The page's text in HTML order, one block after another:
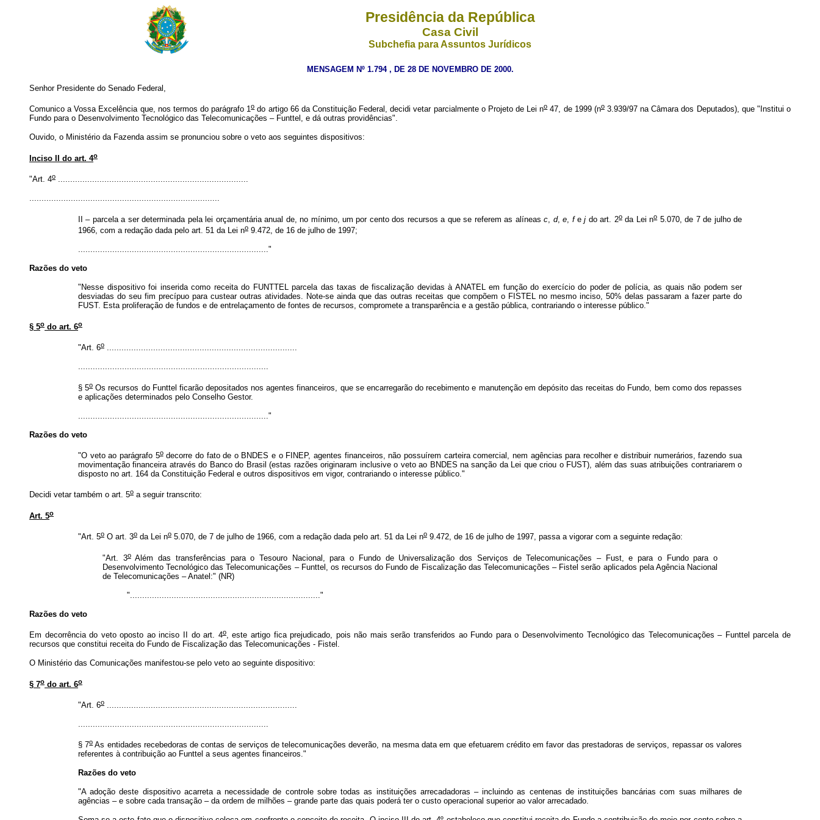
Presidência da República
Casa Civil
Subchefia para Assuntos Jurídicos
MENSAGEM Nº 1.794 , DE 28 DE NOVEMBRO DE 2000.
Senhor Presidente do Senado Federal,
Comunico a Vossa Excelência que, nos termos do parágrafo 1odo artigo 66 da Constituição Federal, decidi vetar parcialmente o Projeto de Lei no47, de 1999 (no3.939/97 na Câmara dos Deputados), que "Institui o
Fundo para o Desenvolvimento Tecnológico das Telecomunicações – Funttel, e dá outras providências".
Ouvido, o Ministério da Fazenda assim se pronunciou sobre o veto aos seguintes dispositivos:
Inciso II do art. 4o
"Art. 4o ..............................................................................
..............................................................................
II – parcela a ser determinada pela lei orçamentária anual de, no mínimo, um por cento dos recursos a que se referem as alíneasc d,e fej do art. 2oda Lei no5.070, de 7 de julho de
1966, com a redação dada pelo art. 51 da Lei no 9.472, de 16 de julho de 1997;
.............................................................................."
Razões do veto
"Nesse dispositivo foi inserida como receita do FUNTTEL parcela das taxas de fiscalização devidas à ANATEL em função do exercício do poder de polícia, as quais não podem ser
desviadas do seu fim precípuo para custear outras atividades. Note-se ainda que das outras receitas que compõem o FISTEL no mesmo inciso, 50% delas passaram a fazer parte do
FUST. Esta proliferação de fundos e de entrelaçamento de fontes de recursos, compromete a transparência e a gestão pública, contrariando o interesse público."
§ 5o do art. 6o
"Art. 6o ..............................................................................
..............................................................................
§ 5oOs recursos do Funttel ficarão depositados nos agentes financeiros, que se encarregarão do recebimento e manutenção em depósito das receitas do Fundo, bem como dos repasses
e aplicações determinados pelo Conselho Gestor.
.............................................................................."
Razões do veto
"O veto ao parágrafo 5odecorre do fato de o BNDES e o FINEP, agentes financeiros, não possuírem carteira comercial, nem agências para recolher e distribuir numerários, fazendo sua
movimentação financeira através do Banco do Brasil (estas razões originaram inclusive o veto ao BNDES na sanção da Lei que criou o FUST), além das suas atribuições contrariarem o
disposto no art. 164 da Constituição Federal e outros dispositivos em vigor, contrariando o interesse público."
Decidi vetar também o art. 5o a seguir transcrito:
Art. 5o
"Art. 5o O art. 3o da Lei no 5.070, de 7 de julho de 1966, com a redação dada pelo art. 51 da Lei no 9.472, de 16 de julho de 1997, passa a vigorar com a seguinte redação:
"Art. 3oAlém das transferências para o Tesouro Nacional, para o Fundo de Universalização dos Serviços de Telecomunicações – Fust, e para o Fundo para o
Desenvolvimento Tecnológico das Telecomunicações – Funttel, os recursos do Fundo de Fiscalização das Telecomunicações – Fistel serão aplicados pela Agência Nacional
de Telecomunicações – Anatel:" (NR)
".............................................................................."
Razões do veto
Em decorrência do veto oposto ao inciso II do art. 4o, este artigo fica prejudicado, pois não mais serão transferidos ao Fundo para o Desenvolvimento Tecnológico das Telecomunicações – Funttel parcela de
recursos que constitui receita do Fundo de Fiscalização das Telecomunicações - Fistel.
O Ministério das Comunicações manifestou-se pelo veto ao seguinte dispositivo:
§ 7o do art. 6o
"Art. 6o ..............................................................................
..............................................................................
§ 7oAs entidades recebedoras de contas de serviços de telecomunicações deverão, na mesma data em que efetuarem crédito em favor das prestadoras de serviços, repassar os valores
referentes à contribuição ao Funttel a seus agentes financeiros."
Razões do veto
"A adoção deste dispositivo acarreta a necessidade de controle sobre todas as instituições arrecadadoras – incluindo as centenas de instituições bancárias com suas milhares de
agências – e sobre cada transação – da ordem de milhões – grande parte das quais poderá ter o custo operacional superior ao valor arrecadado.